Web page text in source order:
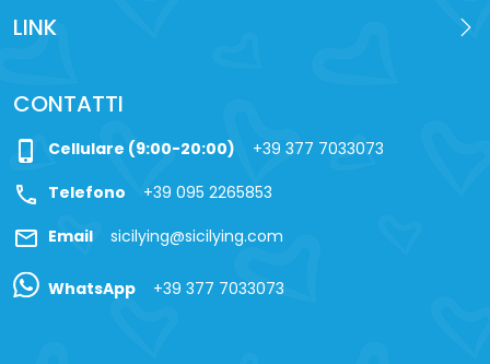
LINK
CONTATTI
phone_iphone Cellulare (9:00-20:00) +39 377 7033073
call Telefono +39 095 2265853
mail Email sicilying@sicilying.com
WhatsApp +39 377 7033073